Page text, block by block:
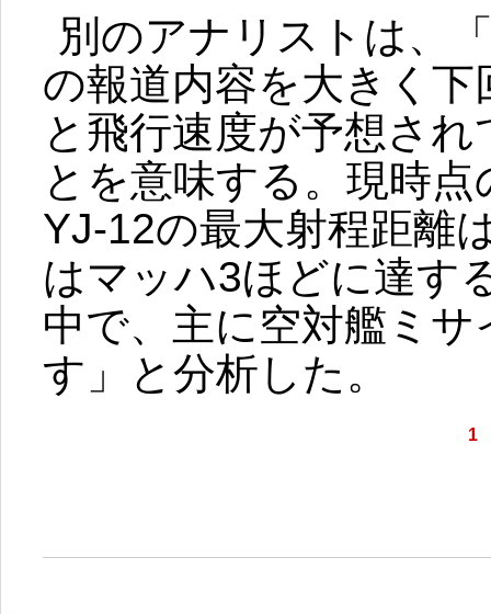
別のアナリストは、
の報道内容を大きく
と飛行速度が予想さ
とを意味する。現時
YJ-12の最大射程距離
はマッハ3ほどに達す
中で、主に空対艦ミ
す」と分析した。
1